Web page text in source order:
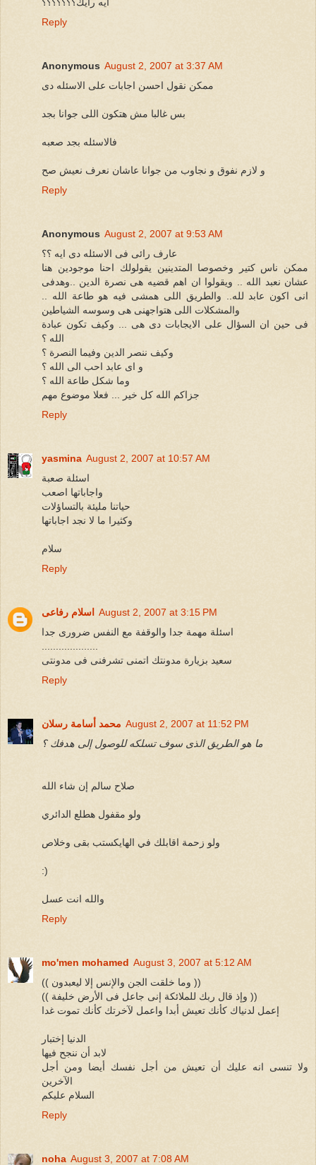
Reply
Anonymous August 2, 2007 at 3:37 AM
ممكن نقول احسن اجابات على الاسئله دى
بس غالبا مش هتكون اللى جوانا بجد
فالاسئله بجد صعبه
و لازم نفوق و نجاوب من جوانا عاشان نعرف نعيش صح
Reply
Anonymous August 2, 2007 at 9:53 AM
عارف رائى فى الاسئله دى ايه ؟؟
ممكن ناس كتير وخصوصا المتدينين يقولولك احنا موجودين هنا
عشان نعبد الله .. ويقولوا ان اهم قضيه هى نصرة الدين ..وهدفى
انى اكون عابد لله.. والطريق اللى همشى فيه هو طاعة الله ..
والمشكلات اللى هتواجهنى هى وسوسه الشياطين
فى حين ان السؤال على الايجابات دى هى ... وكيف تكون عبادة
الله ؟
وكيف ننصر الدين وفيما النصرة ؟
و اى عابد احب الى الله ؟
وما شكل طاعة الله ؟
جزاكم الله كل خير ... فعلا موضوع مهم
Reply
yasmina August 2, 2007 at 10:57 AM
اسئلة صعبة
واجاباتها اصعب
حياتنا مليئة بالتساؤلات
وكثيرا ما لا نجد اجاباتها
سلام
Reply
اسلام رفاعى
August 2, 2007 at 3:15 PM
اسئلة مهمة جدا والوقفة مع النفس ضرورى جدا
سعيد بزيارة مدونتك اتمنى تشرفنى فى مدونتى
Reply
محمد أسامة رسلان August 2, 2007 at 11:52 PM
ما هو الطريق الذى سوف تسلكه للوصول إلى هدفك ؟
صلاح سالم إن شاء الله
ولو مقفول هطلع الدائري
ولو زحمة اقابلك في الهايكستب بقى وخلاص
:)
والله انت عسل
Reply
mo'men mohamed August 3, 2007 at 5:12 AM
(( وما خلقت الجن والإنس إلا ليعبدون ))
(( وإذ قال ربك للملائكة إنى جاعل فى الأرض خليفة ))
إعمل لدنياك كأنك تعيش أبدا واعمل لآخرتك كأنك تموت غدا
الدنيا إختبار
لابد أن ننجح فيها
ولا تنسى انه عليك أن تعيش من أجل نفسك أيضا ومن أجل
الآخرين
السلام عليكم
Reply
noha August 3, 2007 at 7:08 AM